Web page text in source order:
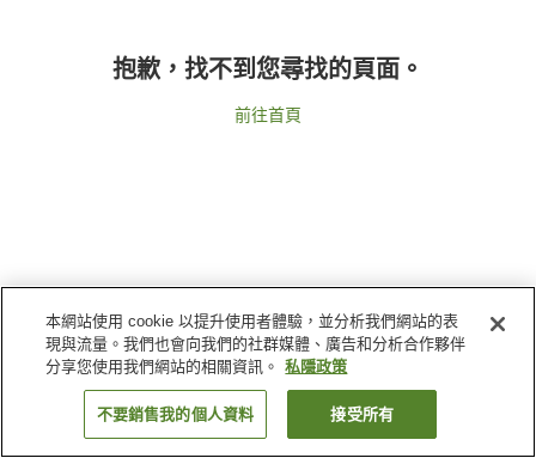
抱歉，找不到您尋找的頁面。
前往首頁
本網站使用 cookie 以提升使用者體驗，並分析我們網站的表
現與流量。我們也會向我們的社群媒體、廣告和分析合作夥伴
分享您使用我們網站的相關資訊。
私隱政策
不要銷售我的個人資料 接受所有